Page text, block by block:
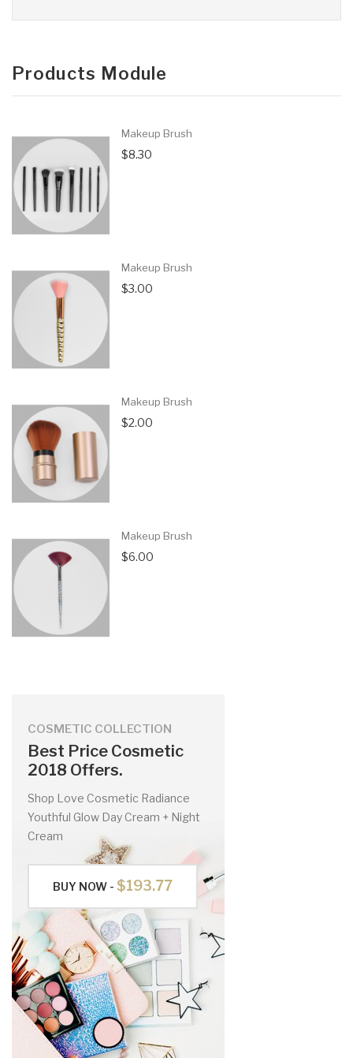
COSMETIC COLLECTION
Best Price Cosmetic
2018 Offers.
Shop Love Cosmetic Radiance
Youthful Glow Day Cream + Night
Cream
BUY NOW - $193.77
Products Module
Makeup Brush
$8.30
Makeup Brush
$3.00
Makeup Brush
$2.00
Makeup Brush
$6.00